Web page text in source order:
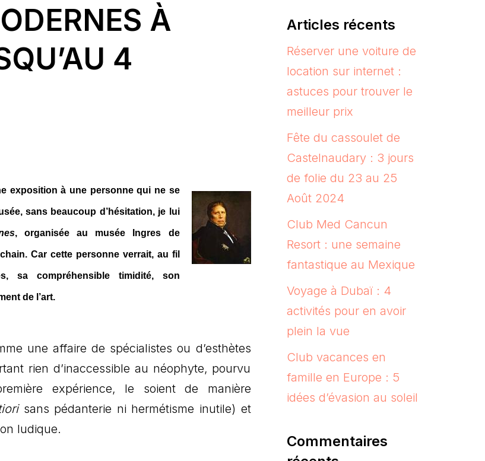
À
4
exposition à une personne qui ne se
sans beaucoup d’hésitation, je lui
, organisée au musée Ingres de
Car cette personne verrait, au fil
sa compréhensible timidité, son
de l’art.
une affaire de spécialistes ou d’esthètes
rien d’inaccessible au néophyte, pourvu
expérience, le soient de manière
sans pédanterie ni hermétisme inutile) et
ludique.
Articles récents
Réserver une voiture de
location sur internet :
astuces pour trouver le
meilleur prix
Fête du cassoulet de
Castelnaudary : 3 jours
de folie du 23 au 25
Août 2024
Club Med Cancun
Resort : une semaine
fantastique au Mexique
Voyage à Dubaï : 4
activités pour en avoir
plein la vue
Club vacances en
famille en Europe : 5
idées d’évasion au soleil
Commentaires